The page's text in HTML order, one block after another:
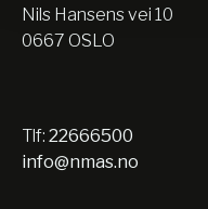
Nils Hansens vei 10
0667 OSLO
Tlf: 22666500
info@nmas.no